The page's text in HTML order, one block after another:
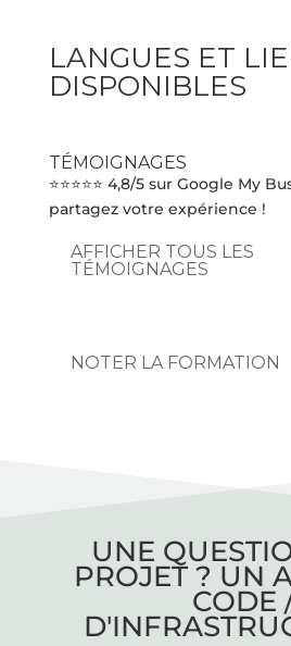
LANGUES ET
DISPONIBLES
TÉMOIGNAGES
⭐⭐⭐⭐⭐ 4,8/5 sur Google My
partagez votre expérience !
AFFICHER TOUS LES
TÉMOIGNAGES
NOTER LA FORMATION
UNE
PROJET ? UN
CODE